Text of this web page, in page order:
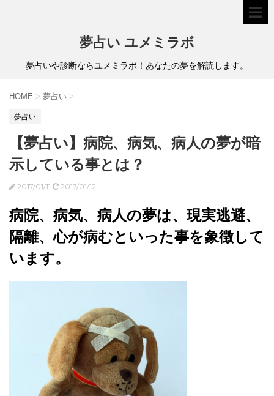
夢占い ユメミラボ
夢占いや診断ならユメミラボ！あなたの夢を解読します。
HOME > 夢占い >
夢占い
【夢占い】病院、病気、病人の夢が暗
示している事とは？
2017/01/11 2017/01/12
病院、病気、病人の夢は、現実逃避、
隔離、心が病むといった事を象徴して
います。